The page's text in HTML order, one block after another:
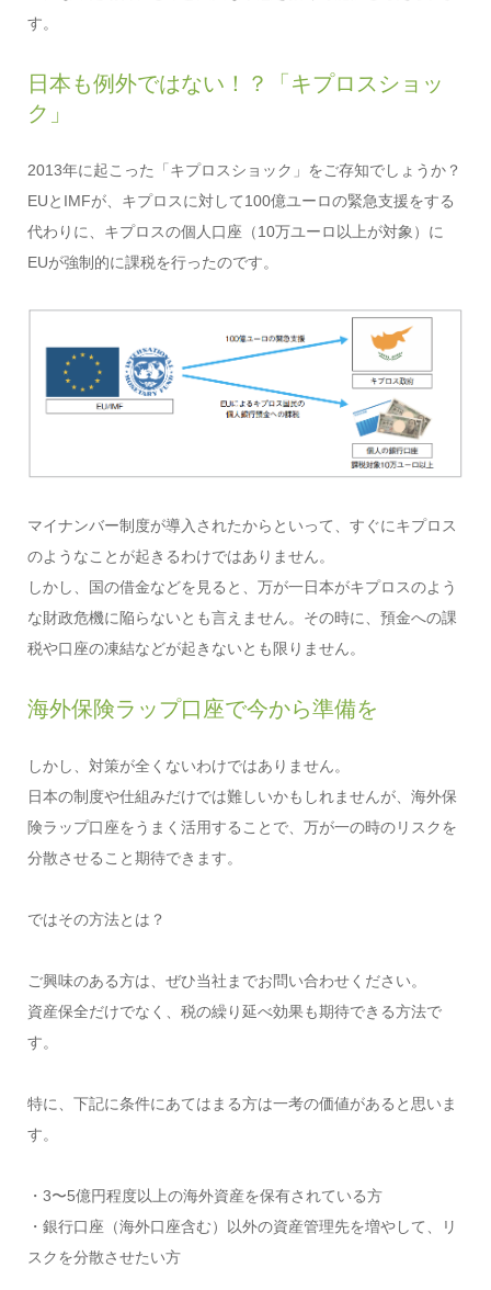
す。
日本も例外ではない！？「キプロスショッ
ク」
2013年に起こった「キプロスショック」をご存知でしょうか？
EUとIMFが、キプロスに対して100億ユーロの緊急支援をする
代わりに、キプロスの個人口座（10万ユーロ以上が対象）に
EUが強制的に課税を行ったのです。
マイナンバー制度が導入されたからといって、すぐにキプロス
のようなことが起きるわけではありません。
しかし、国の借金などを見ると、万が一日本がキプロスのよう
な財政危機に陥らないとも言えません。その時に、預金への課
税や口座の凍結などが起きないとも限りません。
海外保険ラップ口座で今から準備を
しかし、対策が全くないわけではありません。
日本の制度や仕組みだけでは難しいかもしれませんが、海外保
険ラップ口座をうまく活用することで、万が一の時のリスクを
分散させること期待できます。
ではその方法とは？
ご興味のある方は、ぜひ当社までお問い合わせください。
資産保全だけでなく、税の繰り延べ効果も期待できる方法で
す。
特に、下記に条件にあてはまる方は一考の価値があると思いま
す。
・3〜5億円程度以上の海外資産を保有されている方
・銀行口座（海外口座含む）以外の資産管理先を増やして、リ
スクを分散させたい方